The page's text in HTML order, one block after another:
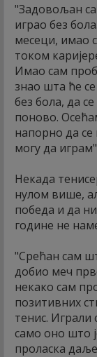
"Задовољан
играо без
месеци, имао
током
Имао сам
знао шта ће
без бола, да
поново.
напорно да
могу да
Некада
нулом више,
победа и да
године не
"Срећан сам
добио меч
некако сам
позитивних
тенис. Играли
само оно што
проласка